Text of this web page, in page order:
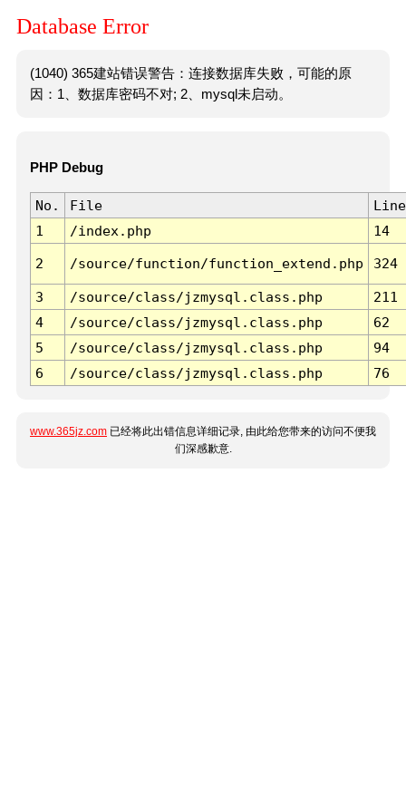
Database Error
(1040) 365建站错误警告：连接数据库失败，可能的原
因：1、数据库密码不对; 2、mysql未启动。
PHP Debug
No. File
Line
1
/index.php 14
2 /source/function/function_extend.php 324
3 /source/class/jzmysql.class.php
211
4
/source/class/jzmysql.class.php
62
5
/source/class/jzmysql.class.php
94
6
/source/class/jzmysql.class.php 76
www.365jz.com 已经将此出错信息详细记录, 由此给您带来的访问不便我
们深感歉意.